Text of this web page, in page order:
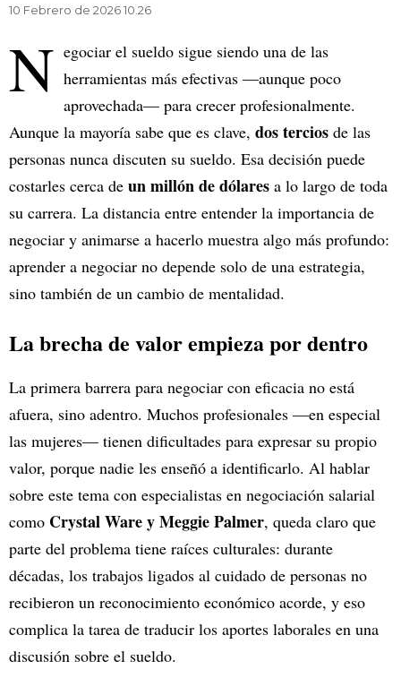
10 Febrero de 2026 10.26
N egociar el sueldo sigue siendo una de las
herramientas más efectivas —aunque poco
aprovechada— para crecer profesionalmente.
Aunque la mayoría sabe que es clave, dos tercios de las
personas nunca discuten su sueldo. Esa decisión puede
costarles cerca de un millón de dólares a lo largo de toda
su carrera. La distancia entre entender la importancia de
negociar y animarse a hacerlo muestra algo más profundo:
aprender a negociar no depende solo de una estrategia,
sino también de un cambio de mentalidad.
La brecha de valor empieza por dentro
La primera barrera para negociar con eficacia no está
afuera, sino adentro. Muchos profesionales —en especial
las mujeres— tienen dificultades para expresar su propio
valor, porque nadie les enseñó a identificarlo. Al hablar
sobre este tema con especialistas en negociación salarial
como Crystal Ware y Meggie Palmer, queda claro que
parte del problema tiene raíces culturales: durante
décadas, los trabajos ligados al cuidado de personas no
recibieron un reconocimiento económico acorde, y eso
complica la tarea de traducir los aportes laborales en una
discusión sobre el sueldo.